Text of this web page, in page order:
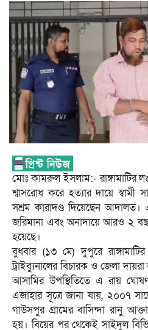
মোঃ কামরুল ইসলাম:- রাঙ্গামাটির
শ্বাসরোধ করে হত্যার দায়ে স্বামী
সশ্রম কারাদণ্ড দিয়েছেন
জরিমানা এবং অনাদায়ে আরও ২
হয়েছে।
​বুধবার (১৩ মে) দুপুরে
ট্রাইব্যুনালের বিচারক ও জেলা
আসামির উপস্থিতিতে এ রায়
এজাহার সূত্রে জানা যায়, ২০০৭
গাউসপুর গ্রামের বাসিন্দা রানু
হয়। বিয়ের পর থেকেই সাইদুল